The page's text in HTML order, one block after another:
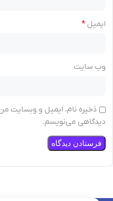
ایمیل *
وب‌ سایت
ذخیره نام، ایمیل و وبسایت من
دیدگاهی می‌نویسم.